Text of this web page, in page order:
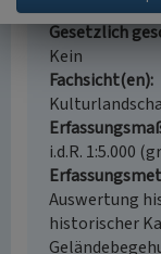
55767
Gesetzlich
Kein
Fachsicht(en)
i.d.R. 1:5.000
Auswertung
historischer